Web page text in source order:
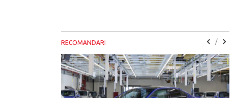
RECOMANDARI /